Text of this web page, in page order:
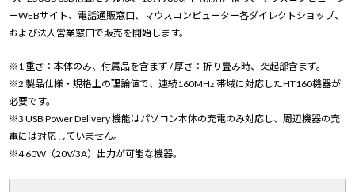
ーWEBサイト、電話通販窓口、マウスコンピューター各ダイレクトショップ、
および法人営業窓口で販売を開始します。
※1 重さ：本体のみ、付属品を含まず / 厚さ：折り畳み時、突起部含まず。
※2 製品仕様・規格上の理論値で、連続160MHz 帯域に対応したHT160機器が
必要です。
※3 USB Power Delivery 機能はパソコン本体の充電のみ対応し、周辺機器の充
電には対応していません。
※4 60W（20V/3A）出力が可能な機器。